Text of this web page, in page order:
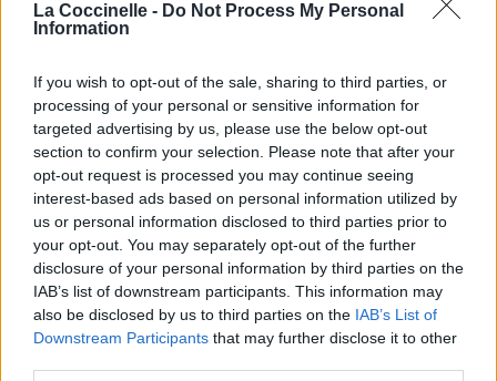
La Coccinelle - Do Not Process My Personal
Information
If you wish to opt-out of the sale, sharing to third parties, or
processing of your personal or sensitive information for
targeted advertising by us, please use the below opt-out
section to confirm your selection. Please note that after your
opt-out request is processed you may continue seeing
interest-based ads based on personal information utilized by
us or personal information disclosed to third parties prior to
your opt-out. You may separately opt-out of the further
disclosure of your personal information by third parties on the
IAB’s list of downstream participants. This information may
also be disclosed by us to third parties on the IAB’s List of
Downstream Participants that may further disclose it to other
Publié parTigrex-Feu d'Hiver 93371 4 4 7 le 6 juillet
2015 à 18h46.